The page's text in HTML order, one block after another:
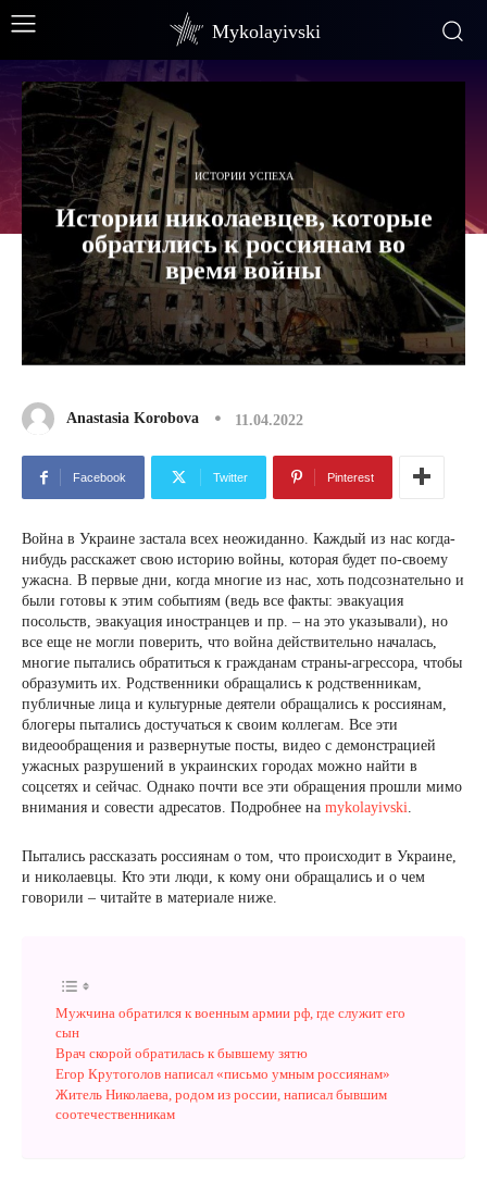
Mykolayivski
ИСТОРИИ УСПЕХА
Истории николаевцев, которые
обратились к россиянам во
время войны
Anastasia Korobova 11.04.2022
Facebook Twitter Pinterest
Война в Украине застала всех неожиданно. Каждый из нас когда-
нибудь расскажет свою историю войны, которая будет по-своему
ужасна. В первые дни, когда многие из нас, хоть подсознательно и
были готовы к этим событиям (ведь все факты: эвакуация
посольств, эвакуация иностранцев и пр. – на это указывали), но
все еще не могли поверить, что война действительно началась,
многие пытались обратиться к гражданам страны-агрессора, чтобы
образумить их. Родственники обращались к родственникам,
публичные лица и культурные деятели обращались к россиянам,
блогеры пытались достучаться к своим коллегам. Все эти
видеообращения и развернутые посты, видео с демонстрацией
ужасных разрушений в украинских городах можно найти в
соцсетях и сейчас. Однако почти все эти обращения прошли мимо
внимания и совести адресатов. Подробнее на mykolayivski.
Пытались рассказать россиянам о том, что происходит в Украине,
и николаевцы. Кто эти люди, к кому они обращались и о чем
говорили – читайте в материале ниже.
Мужчина обратился к военным армии рф, где служит его
сын
Врач скорой обратилась к бывшему зятю
Егор Крутоголов написал «письмо умным россиянам»
Житель Николаева, родом из россии, написал бывшим
соотечественникам